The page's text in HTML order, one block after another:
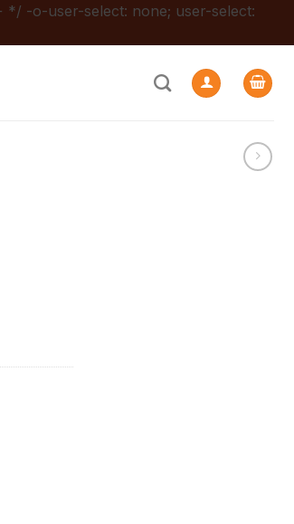
-o-user-select: none; user-select: